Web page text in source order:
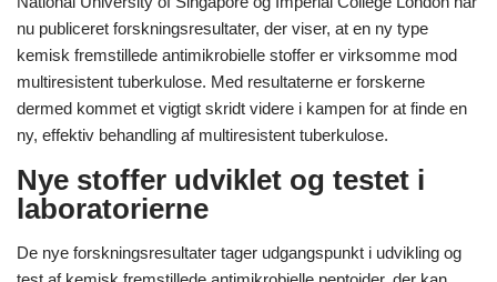
nu publiceret forskningsresultater, der viser, at en ny type
kemisk fremstillede antimikrobielle stoffer er virksomme mod
multiresistent tuberkulose. Med resultaterne er forskerne
dermed kommet et vigtigt skridt videre i kampen for at finde en
ny, effektiv behandling af multiresistent tuberkulose.
Nye stoffer udviklet og testet i
laboratorierne
De nye forskningsresultater tager udgangspunkt i udvikling og